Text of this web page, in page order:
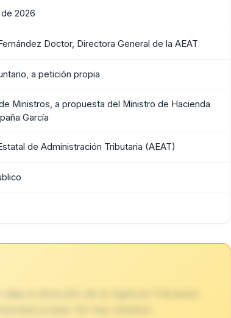
2026
Doctor, Directora General de la AEAT
a petición propia
Ministros, a propuesta del Ministro de Hacienda
García
de Administración Tributaria (AEAT)